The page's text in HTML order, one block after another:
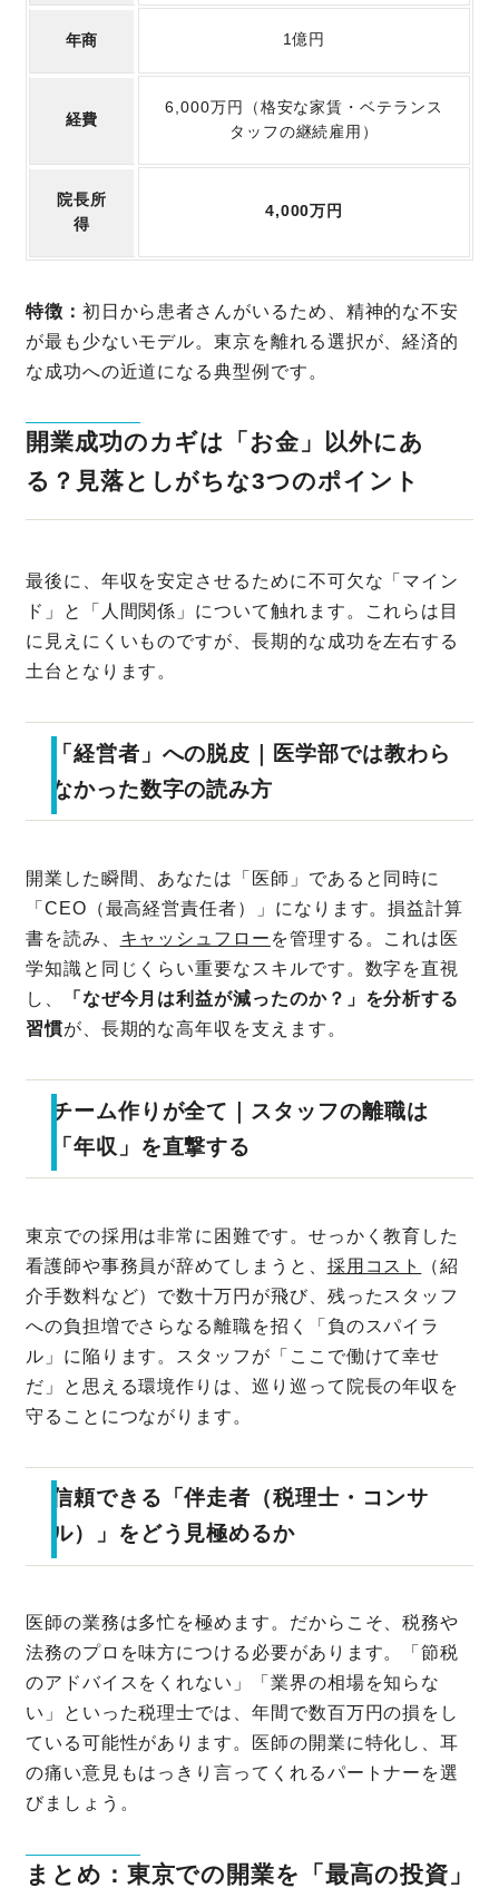
年商 1億円
経費
6,000万円（格安な家賃・ベテランス
タッフの継続雇用）
院長所
得
4,000万円
特徴： 初日から患者さんがいるため、精神的な不安
が最も少ないモデル。東京を離れる選択が、経済的
な成功への近道になる典型例です。
開業成功のカギは「お金」以外にあ
る？見落としがちな3つのポイント
最後に、年収を安定させるために不可欠な「マイン
ド」と「人間関係」について触れます。これらは目
に見えにくいものですが、長期的な成功を左右する
土台となります。
「経営者」への脱皮｜医学部では教わら
なかった数字の読み方
開業した瞬間、あなたは「医師」であると同時に
「CEO（最高経営責任者）」になります。損益計算
書を読み、 キャッシュフロー を管理する。これは医
学知識と同じくらい重要なスキルです。数字を直視
し、
「なぜ今月は利益が減ったのか？」を分析する
習慣が、長期的な高年収を支えます。
チーム作りが全て｜スタッフの離職は
「年収」を直撃する
東京での採用は非常に困難です。せっかく教育した
看護師や事務員が辞めてしまうと、 採用コスト
（紹
介手数料など）で数十万円が飛び、残ったスタッフ
への負担増でさらなる離職を招く「負のスパイラ
ル」に陥ります。スタッフが「ここで働けて幸せ
だ」と思える環境作りは、巡り巡って院長の年収を
守ることにつながります。
信頼できる「伴走者（税理士・コンサ
ル）」をどう見極めるか
医師の業務は多忙を極めます。だからこそ、税務や
法務のプロを味方につける必要があります。「節税
のアドバイスをくれない」「業界の相場を知らな
い」といった税理士では、年間で数百万円の損をし
ている可能性があります。医師の開業に特化し、耳
の痛い意見もはっきり言ってくれるパートナーを選
びましょう。
まとめ：東京での開業を「最高の投資」